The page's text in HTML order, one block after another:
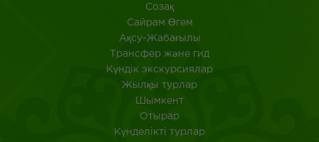
Созақ
​Сайрам Өгем
Ақсу-Жабағылы
Трансфер және гид
Күндік экскурсиялар
Жылқы турлар
Шымкент
Отырар
Күнделікті турлар